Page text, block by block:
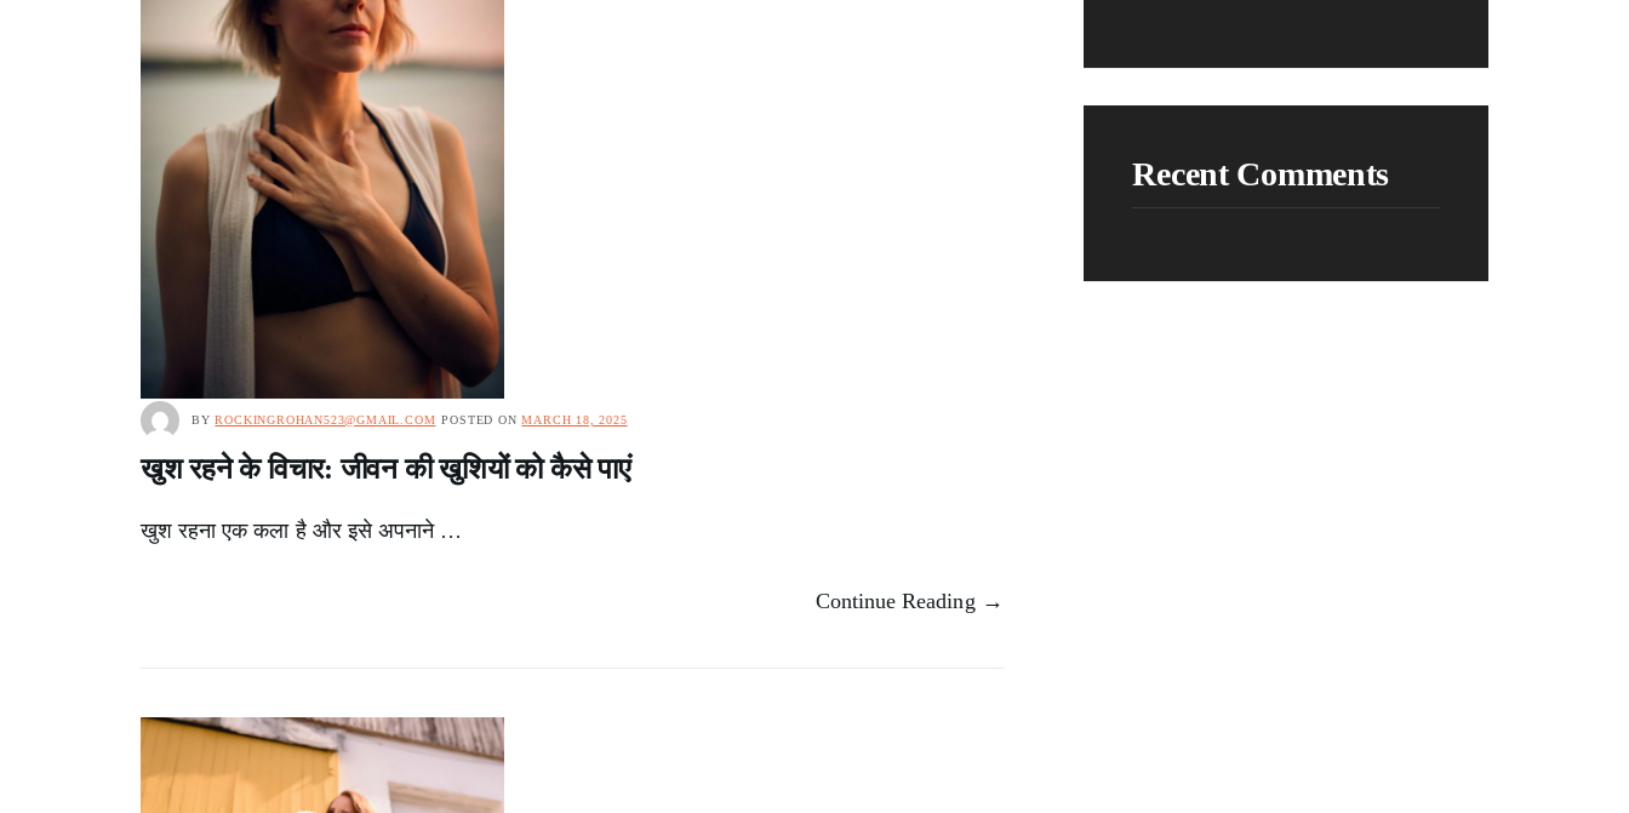
BYROCKINGROHAN523@GMAIL.COM POSTED ONMARCH 18, 2025
खुश रहने के विचार: जीवन की खुशियों को कैसे पाएं
खुश रहना एक कला है और इसे अपनाने …
Continue Reading →
Recent Comments